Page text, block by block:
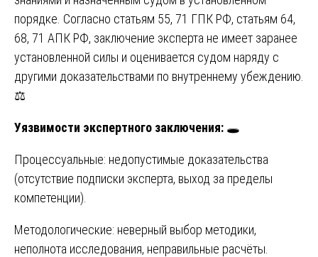
порядке. Согласно статьям 55, 71 ГПК РФ, статьям 64,
68, 71 АПК РФ, заключение эксперта не имеет заранее
установленной силы и оценивается судом наряду с
другими доказательствами по внутреннему убеждению.
⚖️
Уязвимости экспертного заключения: 🕳️
Процессуальные: недопустимые доказательства
(отсутствие подписки эксперта, выход за пределы
компетенции).
Методологические: неверный выбор методики,
неполнота исследования, неправильные расчёты.